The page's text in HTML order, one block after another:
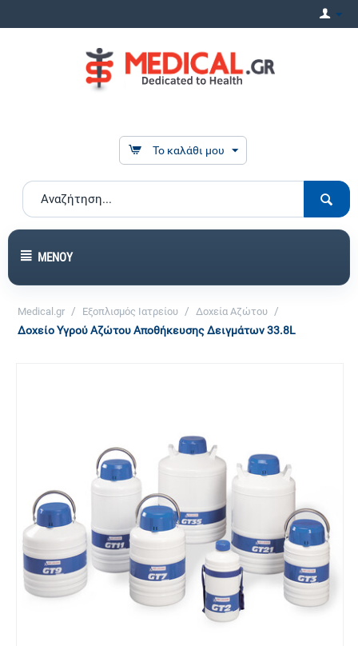
Το καλάθι μου
ΜΕΝΟΎ
Medical.gr / Εξοπλισμός Ιατρείου / Δοχεία Αζώτου /
Δοχείο Yγρού Aζώτου Αποθήκευσης Δειγμάτων 33.8L